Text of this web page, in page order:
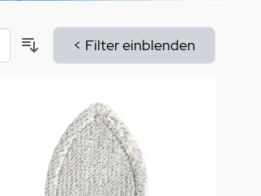
Sortieren nach
< Filter einblenden